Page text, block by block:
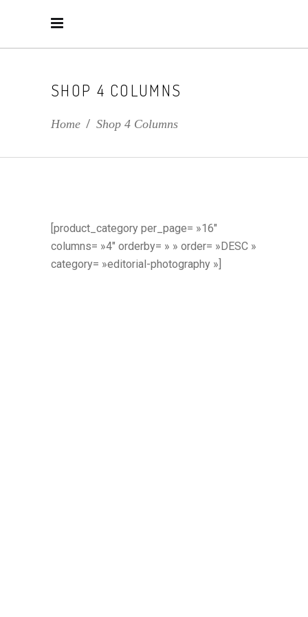
SHOP 4 COLUMNS
Home / Shop 4 Columns
[product_category per_page= »16″
columns= »4″ orderby= » » order= »DESC »
category= »editorial-photography »]